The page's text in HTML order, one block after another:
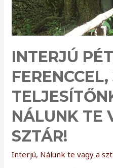
INTERJÚ
NÁLUNK TE
SZTÁR!
Interjú, Nálunk te vagy a